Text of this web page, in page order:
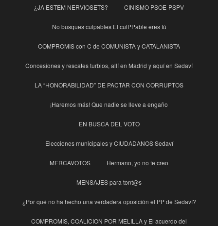
¿JA ESTEM NERVIOSETS? CINISMO PSOE-PSPV
No busques culpables El culPPable eres tú
COMPROMIS con C de COMUNISTA y CATALANISTA
Concesiones y rescates turbios, allí en Madrid y aquí en Sedaví
LA “HONORABILIDAD” DE PACTAR CON CORRUPTOS
¡Haremos más! Que nadie se lleve a engaño
EN BUSCA DEL VOTO
Elecciones municipales y CIUDADANOS Sedaví
MERCAVOTOS Hermano, yo no te creo
MENSAJES para tont@s
¿Por qué no ha hecho una verdadera oposición el PP de Sedaví?
COMPROMIS, COALICION POR MELILLA y El acuerdo del